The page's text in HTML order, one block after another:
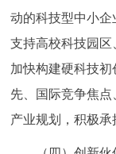
动的科技型中小企
支持高校科技园区
加快构建硬科技
先、国际竞争焦
产业规划，积极承